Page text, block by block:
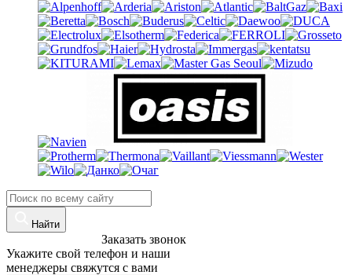
Найти
Заказать звонок
Укажите свой телефон и наши
менеджеры свяжутся с вами